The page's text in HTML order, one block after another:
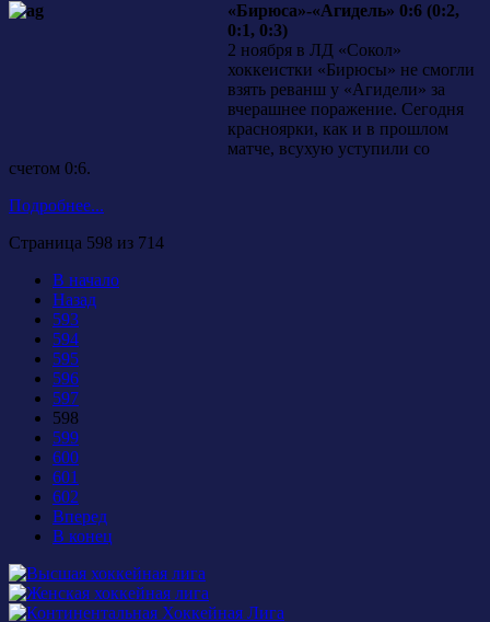
«Бирюса»-«Агидель» 0:6 (0:2,
0:1, 0:3)
2 ноября в ЛД «Сокол»
хоккеистки «Бирюсы» не смогли
взять реванш у «Агидели» за
вчерашнее поражение. Сегодня
красноярки, как и в прошлом
матче, всухую уступили со
счетом 0:6.
Подробнее...
Страница 598 из 714
В начало
Назад
593
594
595
596
597
598
599
600
601
602
Вперед
В конец